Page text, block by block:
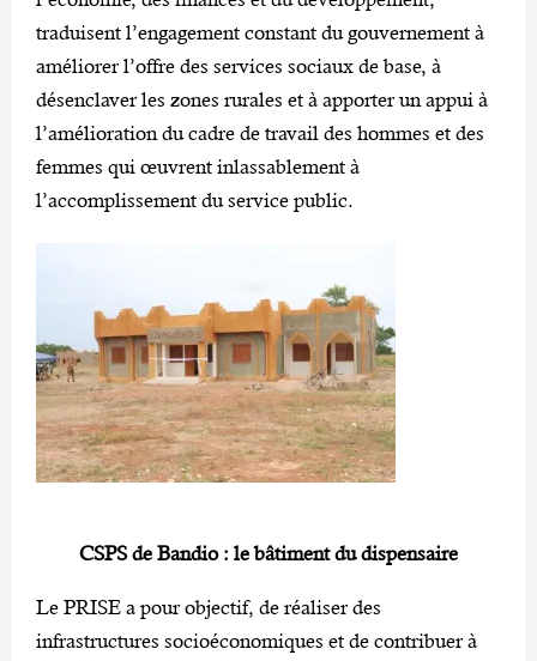
traduisent l’engagement constant du gouvernement à
améliorer l’offre des services sociaux de base, à
désenclaver les zones rurales et à apporter un appui à
l’amélioration du cadre de travail des hommes et des
femmes qui œuvrent inlassablement à
l’accomplissement du service public.
CSPS de Bandio : le bâtiment du dispensaire
Le PRISE a pour objectif, de réaliser des
infrastructures socioéconomiques et de contribuer à